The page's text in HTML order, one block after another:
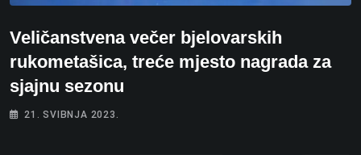
Veličanstvena večer bjelovarskih
rukometašica, treće mjesto nagrada za
sjajnu sezonu
21. SVIBNJA 2023.